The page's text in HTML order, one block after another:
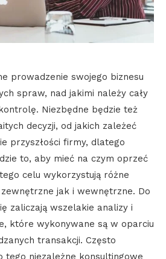
prowadzenie swojego biznesu
spraw, nad jakimi należy cały
Niezbędne będzie też
decyzji, od jakich zależeć
przyszłości firmy, dlatego
to, aby mieć na czym oprzeć
celu wykorzystują różne
jak i wewnętrzne. Do
zaliczają wszelakie analizy i
które wykonywane są w oparciu
transakcji. Często
tego niezależne konsultingowe